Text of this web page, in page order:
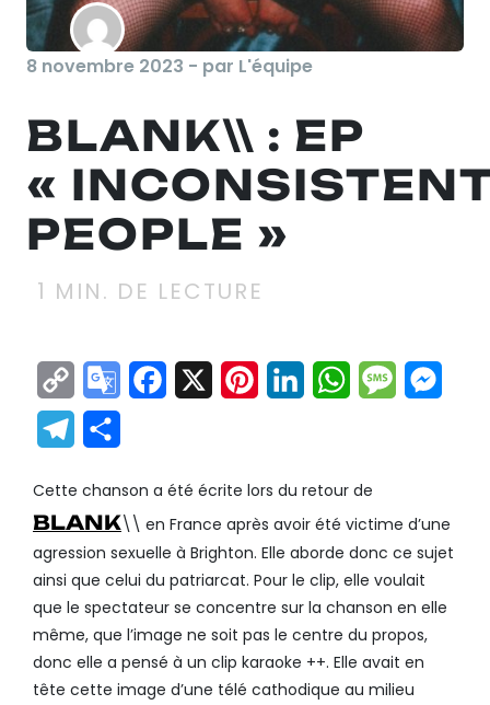
8 novembre 2023 - par L'équipe
BLANK\\ : EP
«
PEOPLE »
1 MIN. DE LECTURE
Copy
Link
GoogleFacebook
X Pinterest
LinkedInWhatsApp
Telegram
Cette chanson a été écrite lors du retour de
BLANK\\ en France après avoir été victime d’une
agression sexuelle à Brighton. Elle aborde donc ce sujet
ainsi que celui du patriarcat. Pour le clip, elle voulait
que le spectateur se concentre sur la chanson en elle
même, que l’image ne soit pas le centre du propos,
donc elle a pensé à un clip karaoke ++. Elle avait en
tête cette image d’une télé cathodique au milieu